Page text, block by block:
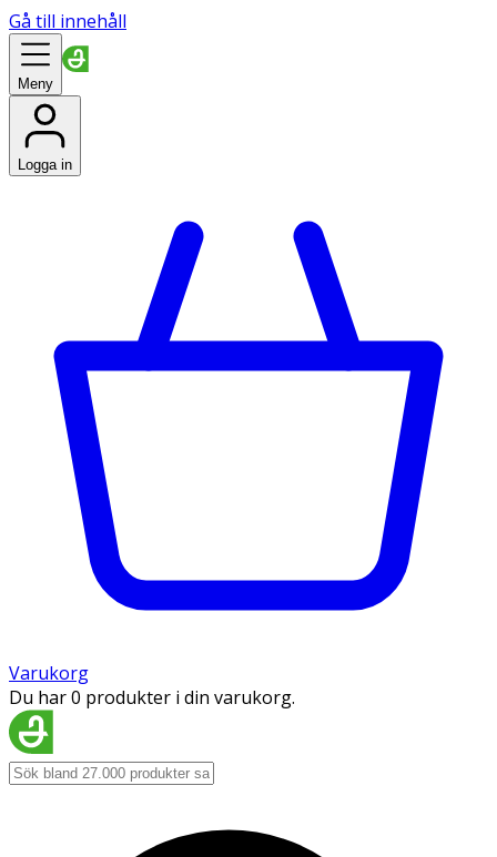
Gå till innehåll
Meny
Logga in
Varukorg
Du har 0 produkter i din varukorg.